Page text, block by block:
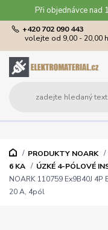
Při objednávce nad
+420 702 090 443
volejte od 9,00 - 20,00
PRODUKTY NOARK
6 KA
ÚZKÉ 4-PÓLOVÉ
NOARK 110759 Ex9B40J
20 A, 4pól